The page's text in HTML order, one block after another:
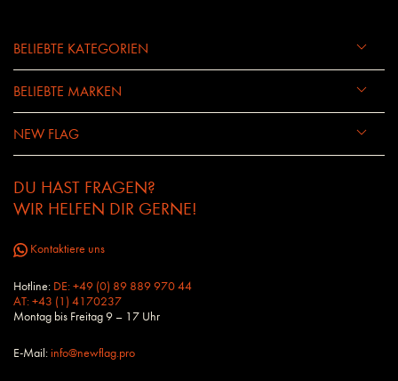
BELIEBTE KATEGORIEN
BELIEBTE MARKEN
NEW FLAG
DU HAST FRAGEN?
WIR HELFEN DIR GERNE!
Kontaktiere uns
Hotline: DE: +49 (0) 89 889 970 44
AT: +43 (1) 4170237
Montag bis Freitag 9 – 17 Uhr
E-Mail:info@newflag.pro